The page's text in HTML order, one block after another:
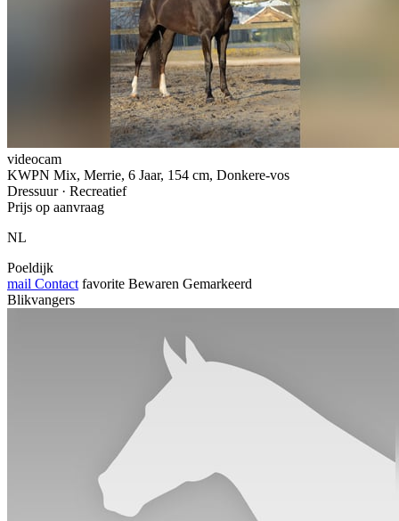
videocam
KWPN Mix, Merrie, 6 Jaar, 154 cm, Donkere-vos
Dressuur · Recreatief
Prijs op aanvraag
NL
Poeldijk
mail Contact favorite Bewaren Gemarkeerd
Blikvangers